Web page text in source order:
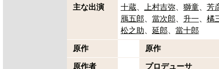
主な出演
十蔵
上村吉弥 獅童
芳
鴈五郎
當次郎 升一
橘
松之助
延郎 當十郎
原作 原作
原作者 プロデューサ